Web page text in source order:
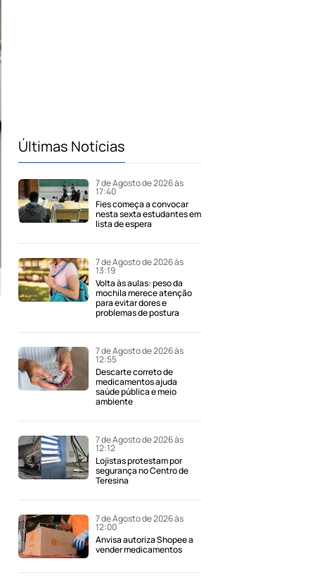
Últimas Notícias
7 de Agosto de 2026 às
17:40
Fies começa a convocar
nesta sexta estudantes em
lista de espera
7 de Agosto de 2026 às
13:19
Volta às aulas: peso da
mochila merece atenção
para evitar dores e
problemas de postura
7 de Agosto de 2026 às
12:55
Descarte correto de
medicamentos ajuda
saúde pública e meio
ambiente
7 de Agosto de 2026 às
12:12
Lojistas protestam por
segurança no Centro de
Teresina
7 de Agosto de 2026 às
12:00
Anvisa autoriza Shopee a
vender medicamentos